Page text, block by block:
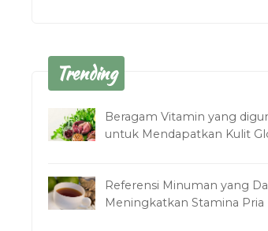
Trending
Beragam Vitamin yang
untuk Mendapatkan Kulit
Referensi Minuman yang
Meningkatkan Stamina Pria